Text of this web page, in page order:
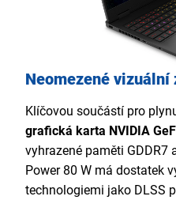
Neomezené vizuální
Klíčovou součástí pro
grafická karta NVIDIA
vyhrazené paměti GDDR7
Power 80 W má dostatek
technologiemi jako DLSS